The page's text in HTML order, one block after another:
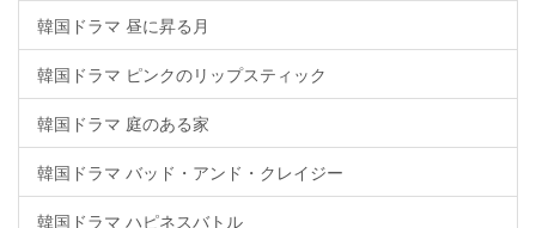
韓国ドラマ 昼に昇る月
韓国ドラマ ピンクのリップスティック
韓国ドラマ 庭のある家
韓国ドラマ バッド・アンド・クレイジー
韓国ドラマ ハピネスバトル